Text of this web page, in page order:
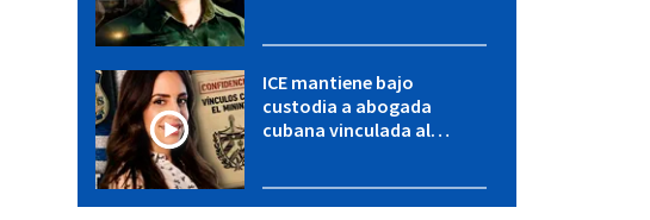
ICE mantiene bajo
custodia a abogada
cubana vinculada al